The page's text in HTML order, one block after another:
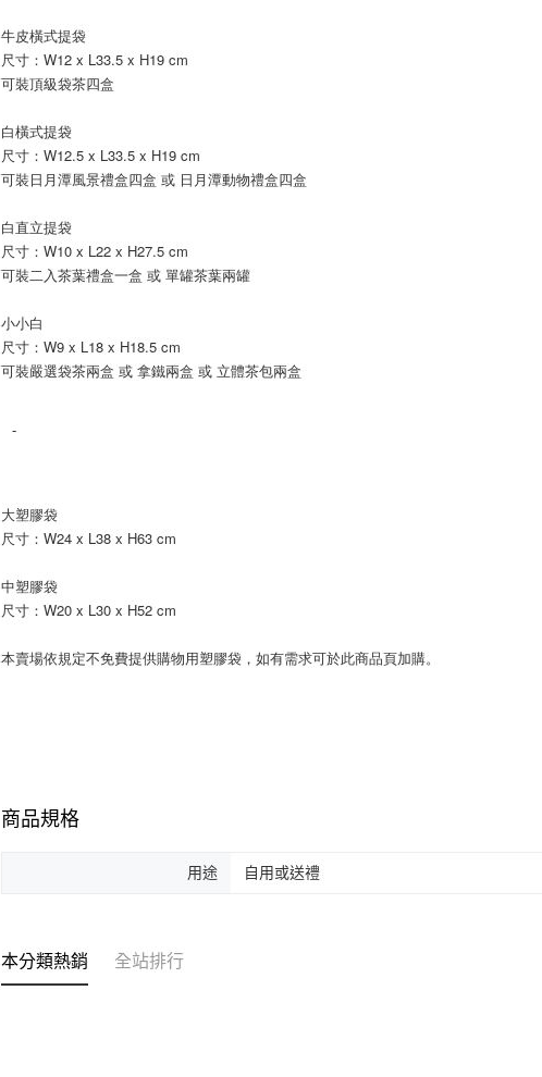
牛皮橫式提袋
尺寸：W12 x L33.5 x H19 cm
可裝頂級袋茶四盒
白橫式提袋
尺寸：W12.5 x L33.5 x H19 cm
可裝日月潭風景禮盒四盒 或 日月潭動物禮盒四盒
白直立提袋
尺寸：W10 x L22 x H27.5 cm
可裝二入茶葉禮盒一盒 或 單罐茶葉兩罐
小小白
尺寸：W9 x L18 x H18.5 cm
可裝嚴選袋茶兩盒 或 拿鐵兩盒 或 立體茶包兩盒
-
大塑膠袋
尺寸：W24 x L38 x H63 cm
中塑膠袋
尺寸：W20 x L30 x H52 cm
本賣場依規定不免費提供購物用塑膠袋，如有需求可於此商品頁加購。
商品規格
用途 自用或送禮
本分類熱銷 全站排行